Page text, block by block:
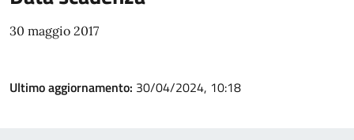
30 maggio 2017
Ultimo aggiornamento: 30/04/2024, 10:18